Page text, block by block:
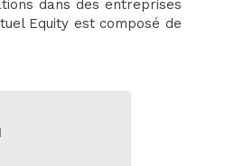
dans des entreprises
Equity est composé de